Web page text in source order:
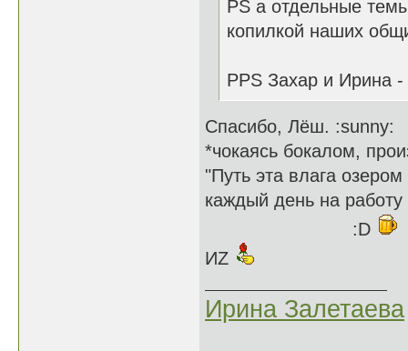
PS а отдельные
копилкой наших
PPS Захар и Ирина
Спасибо, Лёш. :sunny:
*чокаясь бокалом,
"Путь эта влага
каждый день на
:D
ИZ
Ирина Залетаева